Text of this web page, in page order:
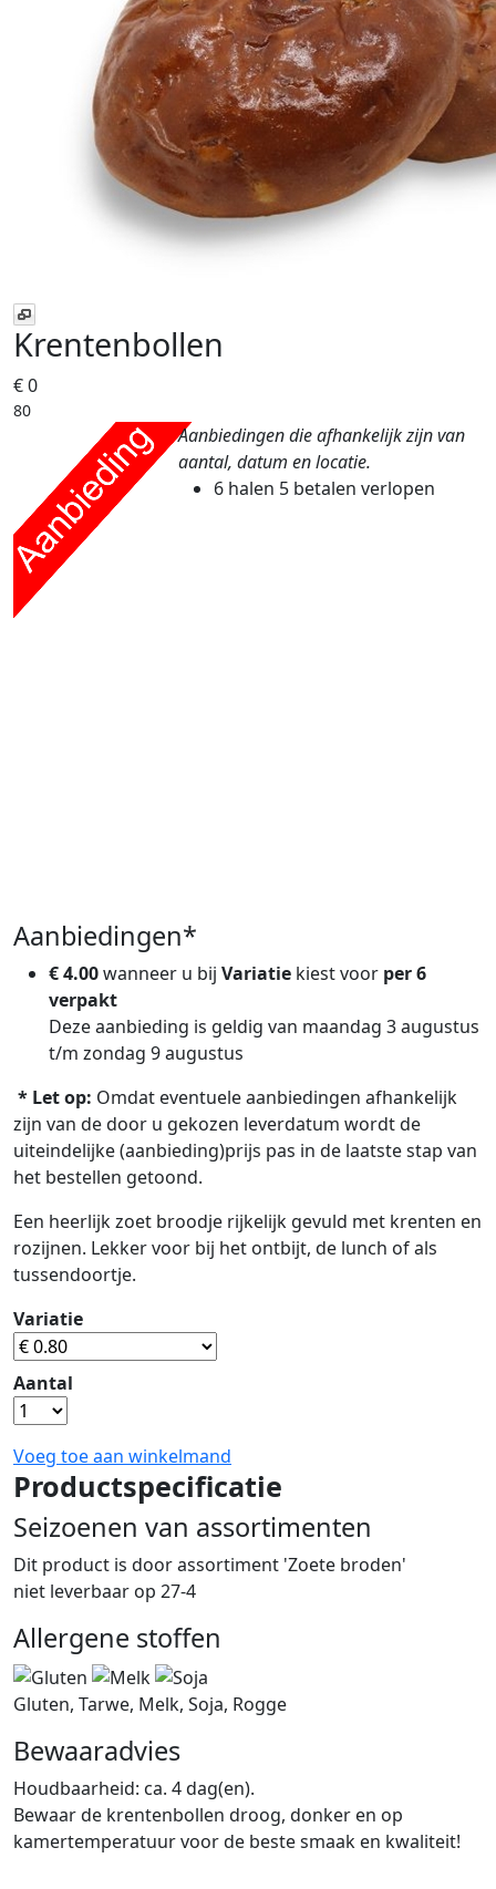
Krentenbollen
€ 0
80
Aanbiedingen die afhankelijk zijn van
aantal, datum en locatie.
6 halen 5 betalen verlopen
Aanbiedingen*
€ 4.00wanneer u bij Variatie kiest voor per 6
verpakt
Deze aanbieding is geldig van maandag 3 augustus
t/m zondag 9 augustus
* Let op: Omdat eventuele aanbiedingen afhankelijk
zijn van de door u gekozen leverdatum wordt de
uiteindelijke (aanbieding)prijs pas in de laatste stap van
het bestellen getoond.
Een heerlijk zoet broodje rijkelijk gevuld met krenten en
rozijnen. Lekker voor bij het ontbijt, de lunch of als
tussendoortje.
Variatie
Aantal
Voeg toe aan winkelmand
Productspecificatie
Seizoenen van assortimenten
Dit product is door assortiment 'Zoete broden'
niet leverbaar op 27-4
Allergene stoffen
Gluten, Tarwe, Melk, Soja, Rogge
Bewaaradvies
Houdbaarheid: ca. 4 dag(en).
Bewaar de krentenbollen droog, donker en op
kamertemperatuur voor de beste smaak en kwaliteit!